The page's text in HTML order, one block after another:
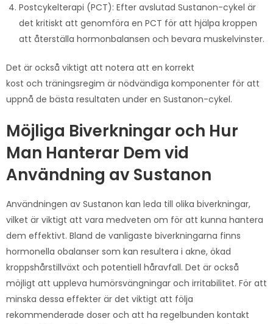
Postcykelterapi (PCT): Efter avslutad Sustanon-cykel är
det kritiskt att genomföra en PCT för att hjälpa kroppen
att återställa hormonbalansen och bevara muskelvinster.
Det är också viktigt att notera att en korrekt
kost och träningsregim är nödvändiga komponenter för att
uppnå de bästa resultaten under en Sustanon-cykel.
Möjliga Biverkningar och Hur
Man Hanterar Dem vid
Användning av Sustanon
Användningen av Sustanon kan leda till olika biverkningar,
vilket är viktigt att vara medveten om för att kunna hantera
dem effektivt. Bland de vanligaste biverkningarna finns
hormonella obalanser som kan resultera i akne, ökad
kroppshårstillväxt och potentiell håravfall. Det är också
möjligt att uppleva humörsvängningar och irritabilitet. För att
minska dessa effekter är det viktigt att följa
rekommenderade doser och att ha regelbunden kontakt